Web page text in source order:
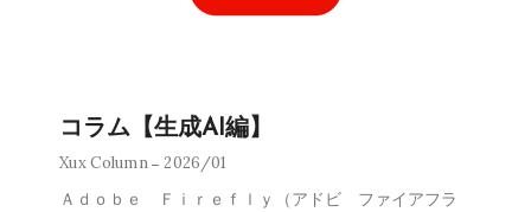
コラム【生成AI編】
Xux Column 2026/01
Ａｄｏｂｅ Ｆｉｒｅｆｌｙ（アドビ ファイアフラ